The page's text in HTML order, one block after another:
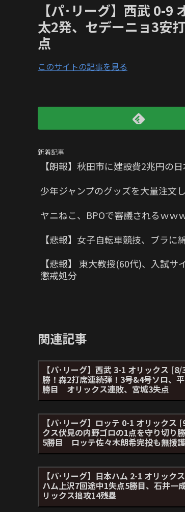
【パ･リーグ】西武
太2発、セデーニョ3安
点
このサイトの記事を見る
新着記事
【朗報】秋田市に建設費2兆円の
少年ジャンプのグッズを大量注
ヤニねこ、BPOで審議されるｗｗ
【悲報】女子自転車競技、ブラ
【悲報】 東大教授(60代)、入試
懲戒処分
関連記事
【パ･リーグ】西武 3-1 オリックス
勝！森2打席連続弾！3号&4号ソロ、
勝目 オリックス連敗、宮城3失点
【パ･リーグ】ロッテ 0-1 オリック
クス伏見の内野ゴロの1点を守り切り
5勝目 ロッテ佐々木朗希完投も無援護
【パ･リーグ】日本ハム 2-1 オリッ
ハム上沢7回途中1失点5勝目、石井
リックス拙攻14残塁